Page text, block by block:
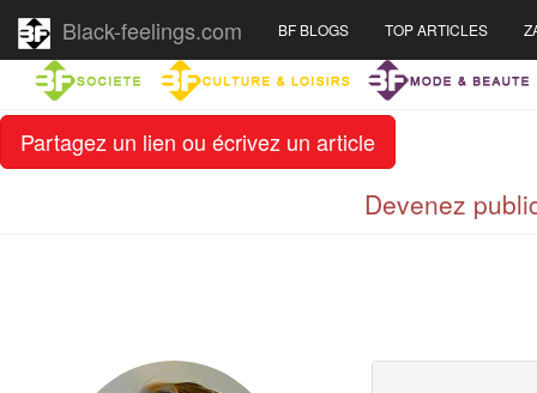
Partagez un lien ou écrivez un article
Black-feelings.com BF BLOGS TOP ARTICLES
Devenez